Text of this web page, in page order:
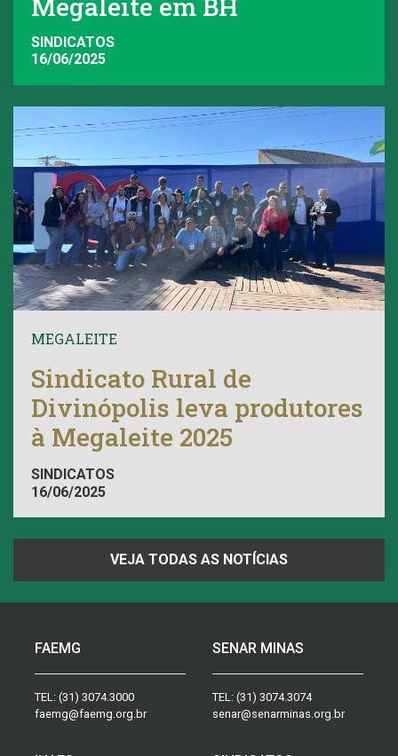
SINDICATOS
16/06/2025
MEGALEITE
Sindicato Rural de
Divinópolis leva produtores
à Megaleite 2025
SINDICATOS
16/06/2025
VEJA TODAS AS NOTÍCIAS
FAEMG
TEL: (31) 3074.3000
faemg@faemg.org.br
SENAR MINAS
TEL: (31) 3074.3074
senar@senarminas.org.br